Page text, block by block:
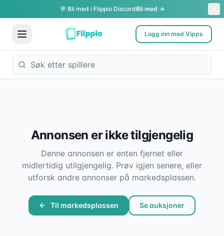
💬 Bli med i Flippio DiscordBli med →
Logg inn med Vipps
Annonsen er ikke tilgjengelig
Denne annonsen er enten fjernet eller
midlertidig utilgjengelig. Prøv igjen senere, eller
utforsk andre annonser på markedsplassen.
Til markedsplassen Se auksjoner